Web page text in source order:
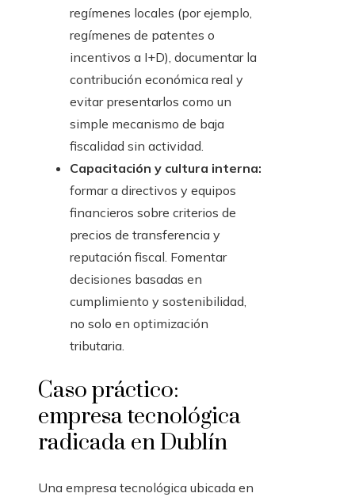
regímenes locales (por ejemplo,
regímenes de patentes o
incentivos a I+D), documentar la
contribución económica real y
evitar presentarlos como un
simple mecanismo de baja
fiscalidad sin actividad.
Capacitación y cultura interna:
formar a directivos y equipos
financieros sobre criterios de
precios de transferencia y
reputación fiscal. Fomentar
decisiones basadas en
cumplimiento y sostenibilidad,
no solo en optimización
tributaria.
Caso práctico:
empresa tecnológica
radicada en Dublín
Una empresa tecnológica ubicada en